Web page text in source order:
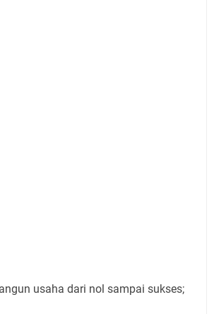
usaha dari nol sampai sukses;